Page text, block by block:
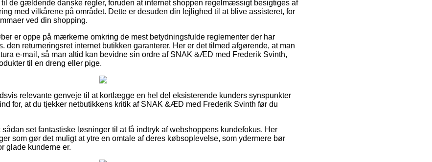
de gældende danske regler, foruden at internet shoppen regelmæssigt besigtiges af
med vilkårene på området. Dette er desuden din lejlighed til at blive assisteret, for
ved din shopping.
er oppe på mærkerne omkring de mest betydningsfulde reglementer der har
den returneringsret internet butikken garanterer. Her er det tilmed afgørende, at man
e-mail, så man altid kan bevidne sin ordre af SNAK &ÆD med Frederik Svinth,
til en dreng eller pige.
relevante genveje til at kortlægge en hel del eksisterende kunders synspunkter
for, at du tjekker netbutikkens kritik af SNAK &ÆD med Frederik Svinth før du
set fantastiske løsninger til at få indtryk af webshoppens kundefokus. Her
som gør det muligt at ytre en omtale af deres købsoplevelse, som ydermere bør
glade kunderne er.